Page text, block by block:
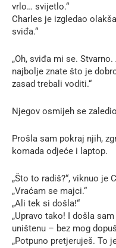
vrlo… svijetlo.“
Charles je izgledao
sviđa.“
„Oh, sviđa mi se.
najbolje znate što je
zasad trebali voditi.“
Njegov osmijeh se
Prošla sam pokraj njih,
komada odjeće i laptop.
„Što to radiš?“, viknuo je
„Vraćam se majci.“
„Ali tek si došla!“
„Upravo tako! I došla
uništenu – bez mog
„Potpuno pretjeruješ. To